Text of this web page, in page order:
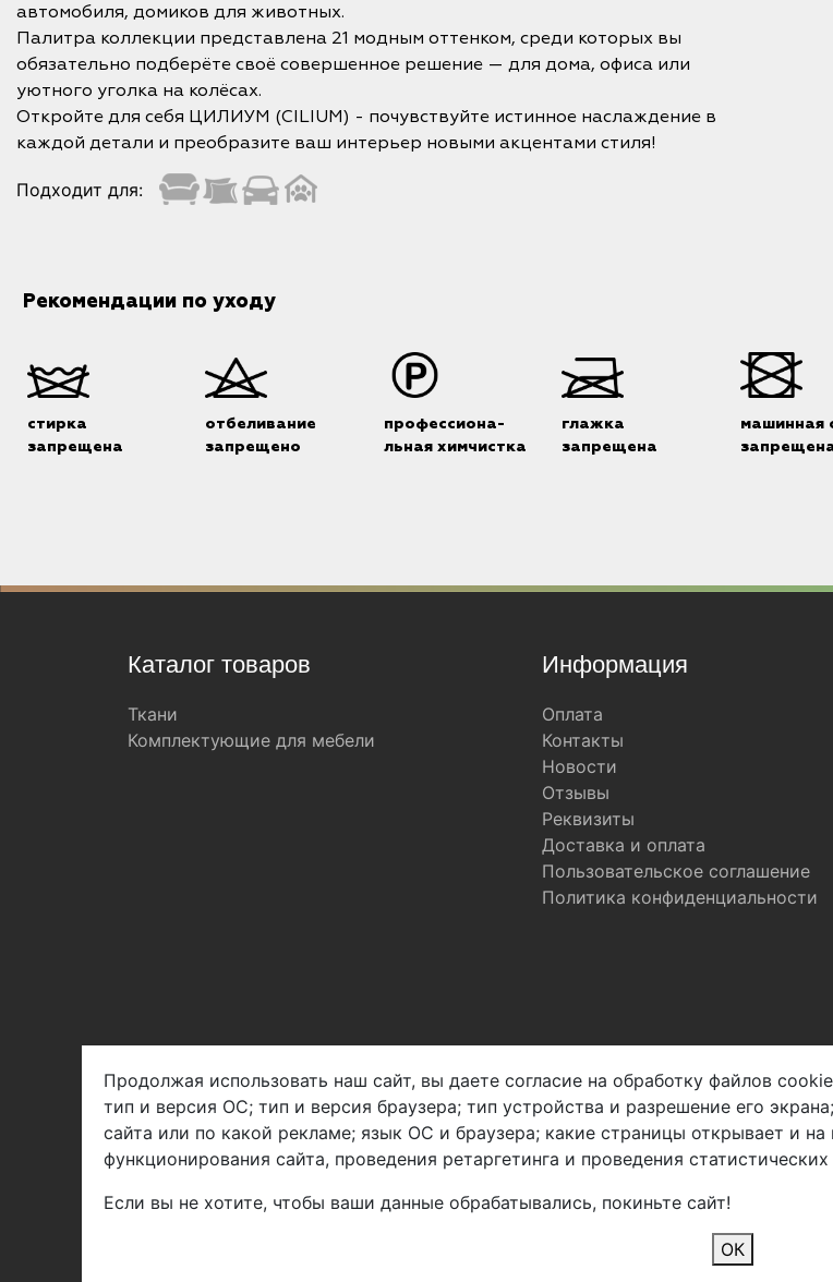
автомобиля, домиков для животных.
Палитра коллекции представлена 21 модным оттенком, среди которых вы
обязательно подберёте своё совершенное решение — для дома, офиса или
уютного уголка на колёсах.
Откройте для себя ЦИЛИУМ (CILIUM) - почувствуйте истинное наслаждение в
каждой детали и преобразите ваш интерьер новыми акцентами стиля!
Подходит для:
Рекомендации по уходу
стирка
запрещена
отбеливание
запрещено
профессиона-
льная химчистка
глажка
запрещена
машинная
Каталог товаров
Ткани
Комплектующие для мебели
Информация
Оплата
Контакты
Новости
Отзывы
Реквизиты
Доставка и оплата
Пользовательское соглашение
Политика конфиденциальности
Арбен текстиль г. Щелково, пер.
1-й Советский д.25, владение 2.
Мы в соц. сетях
Продолжая использовать наш сайт, вы даете согласие на обработку файлов
тип и версия ОС; тип и версия браузера; тип устройства и разрешение его
сайта или по какой рекламе; язык ОС и браузера; какие страницы открывает и
функционирования сайта, проведения ретаргетинга и проведения
Если вы не хотите, чтобы ваши данные обрабатывались, покиньте сайт!
ОК